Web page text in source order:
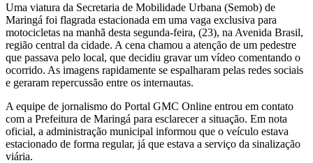
Uma viatura da Secretaria de Mobilidade Urbana (Semob) de
Maringá foi flagrada estacionada em uma vaga exclusiva para
motocicletas na manhã desta segunda-feira, (23), na Avenida Brasil,
região central da cidade. A cena chamou a atenção de um pedestre
que passava pelo local, que decidiu gravar um vídeo comentando o
ocorrido. As imagens rapidamente se espalharam pelas redes sociais
e geraram repercussão entre os internautas.
A equipe de jornalismo do Portal GMC Online entrou em contato
com a Prefeitura de Maringá para esclarecer a situação. Em nota
oficial, a administração municipal informou que o veículo estava
estacionado de forma regular, já que estava a serviço da sinalização
viária.